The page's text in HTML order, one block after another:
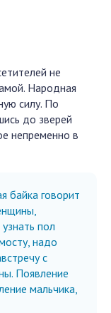
не
Народная
силу. По
до зверей
непременно в
байка говорит
пол
надо
с
Появление
мальчика,